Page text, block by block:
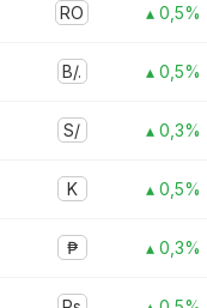
RO ▴ 0,5%
B/. ▴ 0,5%
S/ ▴ 0,3%
K ▴ 0,5%
₱ ▴ 0,3%